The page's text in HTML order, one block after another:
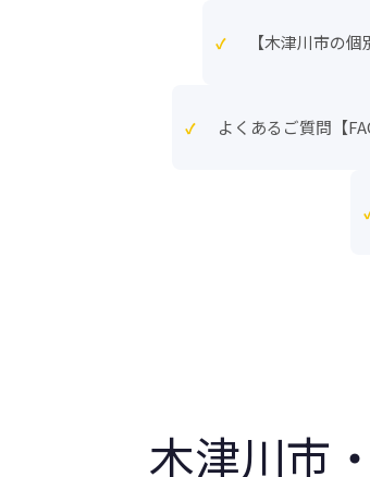
【木津川市の
よくあるご質問【
木津川市